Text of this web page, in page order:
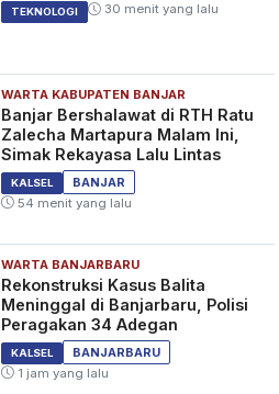
TEKNOLOGI 30 menit yang lalu
WARTA KABUPATEN BANJAR
Banjar Bershalawat di RTH Ratu
Zalecha Martapura Malam Ini,
Simak Rekayasa Lalu Lintas
KALSEL
BANJAR
54 menit yang lalu
WARTA BANJARBARU
Rekonstruksi Kasus Balita
Meninggal di Banjarbaru, Polisi
Peragakan 34 Adegan
KALSEL
BANJARBARU
1 jam yang lalu